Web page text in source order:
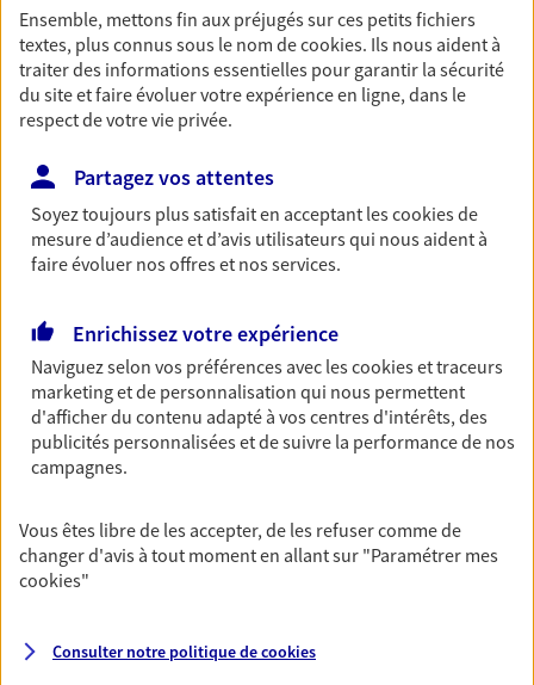
Assurance décennale
En tant que professionnel de la construction, vous
êtes exposé à de nombreux risques. Bâtissez-vous
une protection solide.
Découvrir l'offre Assurance décennale
DEMANDER UN DEVIS
Multirisque Agricole
Protégez votre entreprise en garantissant la
continuité de votre activité en cas de sinistre et
trouvez des solutions pour vos activités de
transformation et de diversification.
DEMANDER UN DEVIS
VOIR TOUTES NOS OFFRES
Ensemble, mettons fin aux préjugés sur ces petits fichiers
textes, plus connus sous le nom decookies. Ils nous aident à
traiter des informations essentielles pour garantir la sécurité
du site et faire évoluer votre expérience en ligne, dans le
respect de votre vie privée.
Partagez vos attentes
Soyez toujours plus satisfait en acceptant lescookiesde
mesure d’audience et d’avis utilisateurs qui nous aident à
faire évoluer nos offres et nos services.
Enrichissez votre expérience
Naviguez selon vos préférences avec lescookies et traceurs
marketing et de personnalisation qui nous permettent
d'afficher du contenu adapté à vos centres d'intérêts, des
publicités personnalisées et de suivre la performance de nos
campagnes.
Vous êtes libre de les accepter, de les refuser comme de
changer d'avis à tout moment en allant sur "Paramétrer mes
cookies"
Consulter notre politique decookies